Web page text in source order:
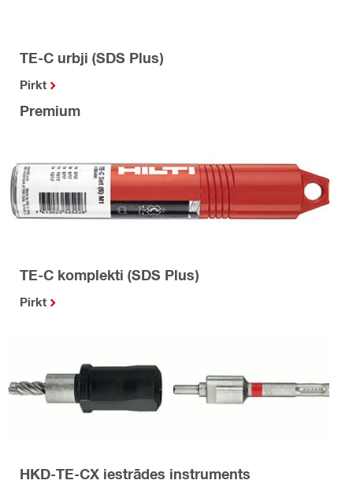
TE-C urbji (SDS Plus)
Pirkt
Premium
TE-C komplekti (SDS Plus)
Pirkt
HKD-TE-CX iestrādes instruments